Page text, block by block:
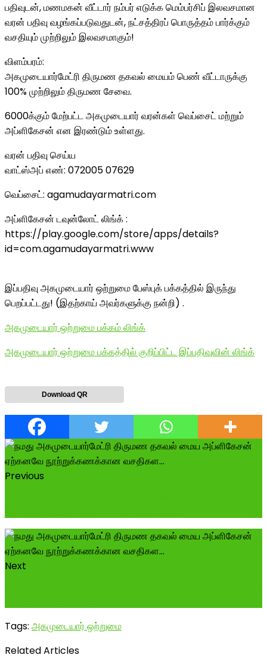
பதிவுடன், மணமகன் வீட்டார் நம்பர் எடுக்க மெம்பர்சிப் இலவசமான
வரன் பதிவு வழங்கப்படுவதுடன், நட்சத்திரப் பொருத்தம் பார்க்கும்
வசதியும் முற்றிலும் இலவசமாகும்!
விளம்பரம்:
அகமுடையார்மேட்ரி திருமண தகவல் மையம் பெண் வீட்டாருக்கு
100% முற்றிலும் திருமண சேவை.
6000க்கும் மேற்பட்ட அகமுடையார் வரன்கள் வெப்சைட் மற்றும்
அப்ளிகேசன் என இரண்டும் உள்ளது.
வரன் பதிவு செய்ய
வாட்ஸ்அப் எண்: 072005 07629
வெப்சைட்: agamudayarmatri.com
அப்ளிகேசன் டவுன்லோட் லிங்க் :
https://play.google.com/store/apps/details?
id=com.agamudayarmatri.www
இப்பதிவு அகமுடையார் ஒற்றுமை பேஸ்புக் பக்கத்தில் இருந்து
பெறப்பட்டது! (இதற்காய் அவர்களுக்கு நன்றி) .
அகமுடையார் ஒற்றுமை பக்கம் லிங்க்
அகமுடையார் ஒற்றுமை பக்கத்தில் குறிப்பிட்ட இப்பதிவுவின் லிங்க்
Download QR
Previous
Next
Tags: அகமுடையார் ஒற்றுமை
Related Articles